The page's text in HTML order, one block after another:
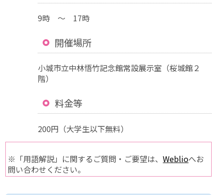
9時 ～ 17時
開催場所
小城市立中林悟竹記念館常設展示室（桜城館２
階）
料金等
200円（大学生以下無料）
※「用語解説」に関するご質問・ご要望は、Weblioへお
問い合わせください。